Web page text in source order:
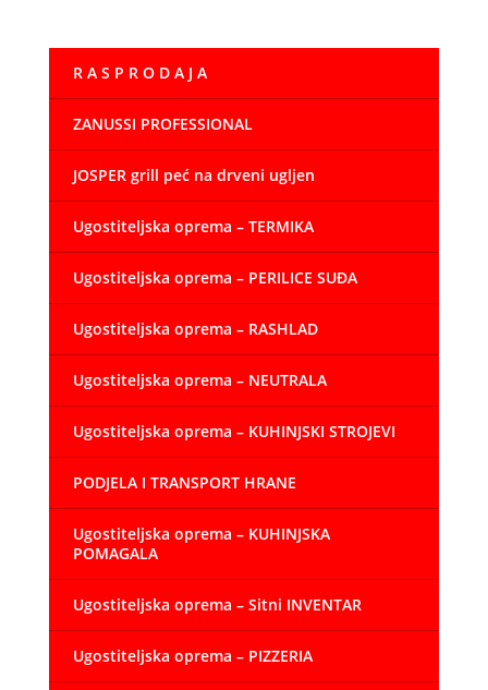
5,31 €
do
13,14 €
R A S P R O D A J A
ZANUSSI PROFESSIONAL
JOSPER grill peć na drveni ugljen
Ugostiteljska oprema – TERMIKA
Ugostiteljska oprema – PERILICE SUĐA
Ugostiteljska oprema – RASHLAD
Ugostiteljska oprema – NEUTRALA
Ugostiteljska oprema – KUHINJSKI STROJEVI
PODJELA I TRANSPORT HRANE
Ugostiteljska oprema – KUHINJSKA
POMAGALA
Ugostiteljska oprema – Sitni INVENTAR
Ugostiteljska oprema – PIZZERIA